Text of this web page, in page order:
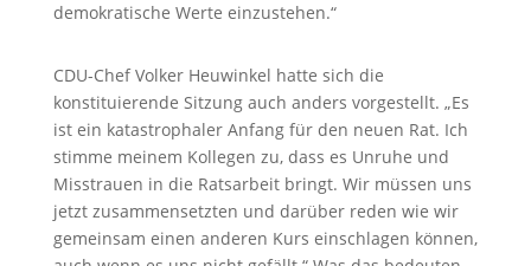
demokratische Werte einzustehen.“
CDU-Chef Volker Heuwinkel hatte sich die
konstituierende Sitzung auch anders vorgestellt. „Es
ist ein katastrophaler Anfang für den neuen Rat. Ich
stimme meinem Kollegen zu, dass es Unruhe und
Misstrauen in die Ratsarbeit bringt. Wir müssen uns
jetzt zusammensetzten und darüber reden wie wir
gemeinsam einen anderen Kurs einschlagen können,